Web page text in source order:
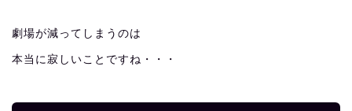
劇場が減ってしまうのは
本当に寂しいことですね・・・